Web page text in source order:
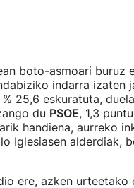
boto-asmoari buruz
indarra izaten
25,6 eskuratuta,
du PSOE, 1,3
handiena, aurreko
Iglesiasen alderdiak,
ere, azken urteetako